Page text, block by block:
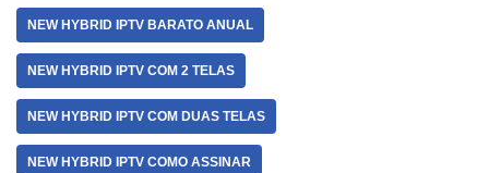
NEW HYBRID IPTV BARATO ANUAL
NEW HYBRID IPTV COM 2 TELAS
NEW HYBRID IPTV COM DUAS TELAS
NEW HYBRID IPTV COMO ASSINAR